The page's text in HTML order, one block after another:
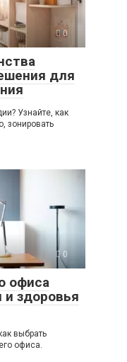
0
для
Узнайте, как
зонировать
0
офиса
и здоровья
выбрать
офиса.